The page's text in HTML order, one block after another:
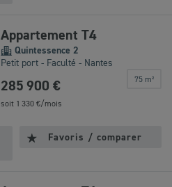
Appartement T4
Quintessence 2
Petit port - Faculté - Nantes
75 m²
285 900 €
soit 1 330€/mois
Favoris / comparer